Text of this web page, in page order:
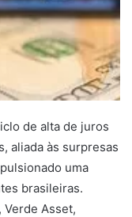
de alta de juros
aliada às surpresas
uma
brasileiras.
Verde Asset,